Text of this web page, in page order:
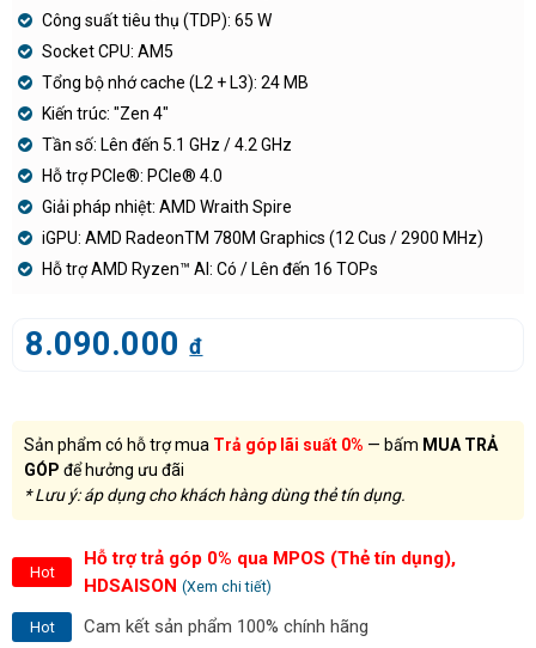
Công suất tiêu thụ (TDP): 65 W
Socket CPU: AM5
Tổng bộ nhớ cache (L2 + L3): 24 MB
Kiến trúc: "Zen 4"
Tần số: Lên đến 5.1 GHz / 4.2 GHz
Hỗ trợ PCIe®: PCIe® 4.0
Giải pháp nhiệt: AMD Wraith Spire
iGPU: AMD RadeonTM 780M Graphics (12 Cus / 2900 MHz)
Hỗ trợ AMD Ryzen™ AI: Có / Lên đến 16 TOPs
8.090.000 đ
Sản phẩm có hỗ trợ mua Trả góp lãi suất 0% — bấm MUA TRẢ
GÓP để hưởng ưu đãi
* Lưu ý: áp dụng cho khách hàng dùng thẻ tín dụng.
Hot
Hỗ trợ trả góp 0% qua MPOS (Thẻ tín dụng),
HDSAISON (Xem chi tiết)
Hot Cam kết sản phẩm 100% chính hãng